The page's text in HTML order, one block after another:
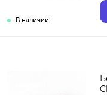
В наличии